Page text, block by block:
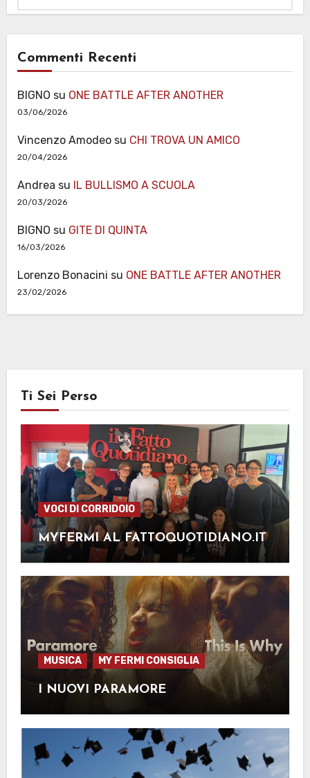
Commenti Recenti
BIGNO su ONE BATTLE AFTER ANOTHER
03/06/2026
Vincenzo Amodeosu CHI TROVA UN AMICO
20/04/2026
Andrea su IL BULLISMO A SCUOLA
20/03/2026
BIGNO su GITE DI QUINTA
16/03/2026
Lorenzo Bonacini su ONE BATTLE AFTER ANOTHER
23/02/2026
Ti Sei Perso
VOCI DI CORRIDOIO
MYFERMI AL FATTOQUOTIDIANO.IT
MUSICA MY FERMI CONSIGLIA
I NUOVI PARAMORE